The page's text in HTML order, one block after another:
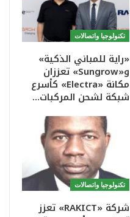
تكنولوجيا واتصالات
«راية للمباني الذكية»
و«Sungrow» تعززان
مكانة «Electra» كأسرع
شبكة لشحن المركبات…
تكنولوجيا واتصالات
شركة «RAKICT» تعزز